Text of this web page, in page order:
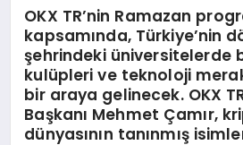
OKX TR’nin Ramazan
kapsamında, Türkiye’nin
şehrindeki üniversitelerde
kulüpleri ve teknoloji
bir araya gelinecek. OKX
Başkanı Mehmet Çamır,
dünyasının tanınmış